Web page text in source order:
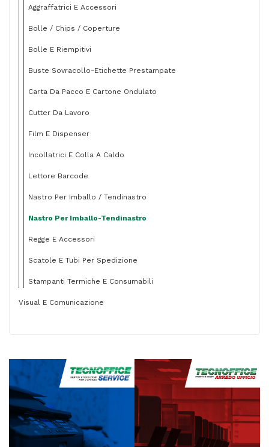
Aggraffatrici E Accessori
Bolle / Chips / Coperture
Bolle E Riempitivi
Buste Sovracollo-Etichette Prestampate
Carta Da Pacco E Cartone Ondulato
Cutter Da Lavoro
Film E Dispenser
Incollatrici E Colla A Caldo
Lettore Barcode
Nastro Per Imballo / Tendinastro
Nastro Per Imballo-Tendinastro
Regge E Accessori
Scatole E Tubi Per Spedizione
Stampanti Termiche E Consumabili
Visual E Comunicazione